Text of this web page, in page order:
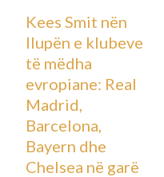
Kees Smit nën
llupën e klubeve
të mëdha
evropiane: Real
Madrid,
Barcelona,
Bayern dhe
Chelsea në garë